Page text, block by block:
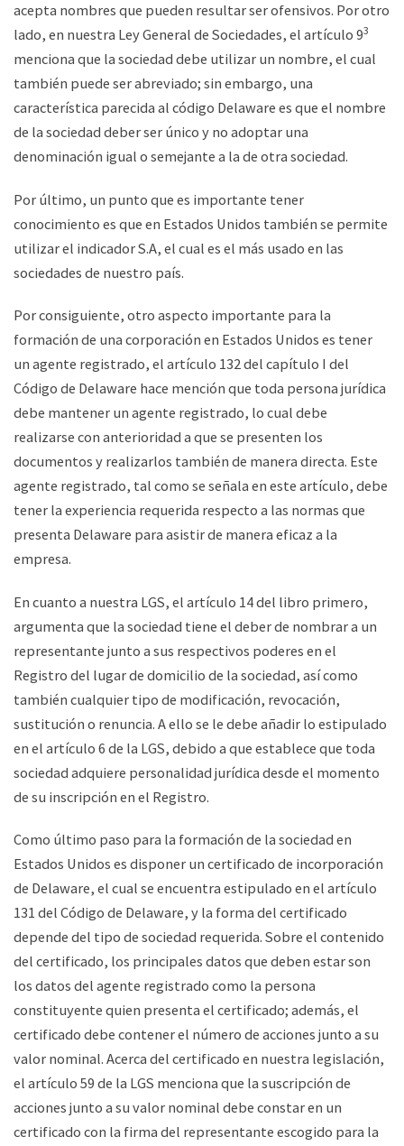
acepta nombres que pueden resultar ser ofensivos. Por otro
lado, en nuestra Ley General de Sociedades, el artículo 93
menciona que la sociedad debe utilizar un nombre, el cual
también puede ser abreviado; sin embargo, una
característica parecida al código Delaware es que el nombre
de la sociedad deber ser único y no adoptar una
denominación igual o semejante a la de otra sociedad.
Por último, un punto que es importante tener
conocimiento es que en Estados Unidos también se permite
utilizar el indicador S.A, el cual es el más usado en las
sociedades de nuestro país.
Por consiguiente, otro aspecto importante para la
formación de una corporación en Estados Unidos es tener
un agente registrado, el artículo 132 del capítulo I del
Código de Delaware hace mención que toda persona jurídica
debe mantener un agente registrado, lo cual debe
realizarse con anterioridad a que se presenten los
documentos y realizarlos también de manera directa. Este
agente registrado, tal como se señala en este artículo, debe
tener la experiencia requerida respecto a las normas que
presenta Delaware para asistir de manera eficaz a la
empresa.
En cuanto a nuestra LGS, el artículo 14 del libro primero,
argumenta que la sociedad tiene el deber de nombrar a un
representante junto a sus respectivos poderes en el
Registro del lugar de domicilio de la sociedad, así como
también cualquier tipo de modificación, revocación,
sustitución o renuncia. A ello se le debe añadir lo estipulado
en el artículo 6 de la LGS, debido a que establece que toda
sociedad adquiere personalidad jurídica desde el momento
de su inscripción en el Registro.
Como último paso para la formación de la sociedad en
Estados Unidos es disponer un certificado de incorporación
de Delaware, el cual se encuentra estipulado en el artículo
131 del Código de Delaware, y la forma del certificado
depende del tipo de sociedad requerida. Sobre el contenido
del certificado, los principales datos que deben estar son
los datos del agente registrado como la persona
constituyente quien presenta el certificado; además, el
certificado debe contener el número de acciones junto a su
valor nominal. Acerca del certificado en nuestra legislación,
el artículo 59 de la LGS menciona que la suscripción de
acciones junto a su valor nominal debe constar en un
certificado con la firma del representante escogido para la